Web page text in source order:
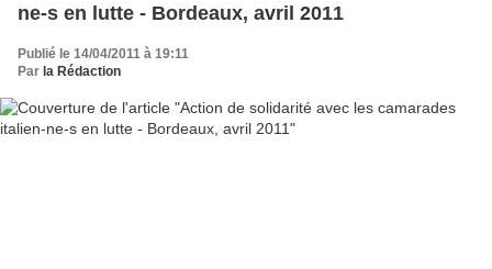
ne-s en lutte - Bordeaux, avril 2011
Publié le 14/04/2011 à 19:11
Par la Rédaction